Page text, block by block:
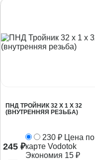
ПНД ТРОЙНИК 32 Х 1 X 32
(ВНУТРЕННЯЯ РЕЗЬБА)
245 ₽
230 ₽ Цена по
карте Vodotok
Экономия 15 ₽